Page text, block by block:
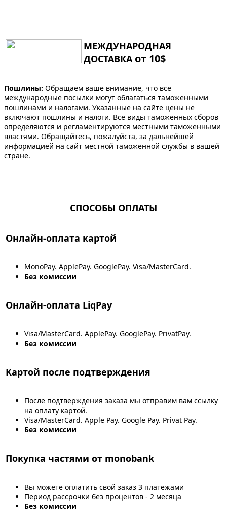
МЕЖДУНАРОДНАЯ
ДОСТАВКА от 10$
Пошлины: Обращаем ваше внимание, что все
международные посылки могут облагаться таможенными
пошлинами и налогами. Указанные на сайте цены не
включают пошлины и налоги. Все виды таможенных сборов
определяются и регламентируются местными таможенными
властями. Обращайтесь, пожалуйста, за дальнейшей
информацией на сайт местной таможенной службы в вашей
стране.
СПОСОБЫ ОПЛАТЫ
Онлайн-оплата картой
MonoPay. ApplePay. GooglePay. Visa/MasterCard.
Без комиссии
Онлайн-оплата LiqPay
Visa/MasterCard. ApplePay. GooglePay. PrivatPay.
Без комиссии
Картой после подтверждения
После подтверждения заказа мы отправим вам ссылку
на оплату картой.
Visa/MasterCard. Apple Pay. Google Pay. Privat Pay.
Без комиссии
Покупка частями от monobank
Вы можете оплатить свой заказ 3 платежами
Период рассрочки без процентов - 2 месяца
Без комиссии